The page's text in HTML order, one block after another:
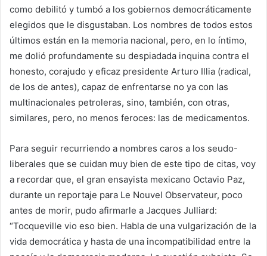
como debilitó y tumbó a los gobiernos democráticamente
elegidos que le disgustaban. Los nombres de todos estos
últimos están en la memoria nacional, pero, en lo íntimo,
me dolió profundamente su despiadada inquina contra el
honesto, corajudo y eficaz presidente Arturo Illia (radical,
de los de antes), capaz de enfrentarse no ya con las
multinacionales petroleras, sino, también, con otras,
similares, pero, no menos feroces: las de medicamentos.
Para seguir recurriendo a nombres caros a los seudo-
liberales que se cuidan muy bien de este tipo de citas, voy
a recordar que, el gran ensayista mexicano Octavio Paz,
durante un reportaje para Le Nouvel Observateur, poco
antes de morir, pudo afirmarle a Jacques Julliard:
“Tocqueville vio eso bien. Habla de una vulgarización de la
vida democrática y hasta de una incompatibilidad entre la